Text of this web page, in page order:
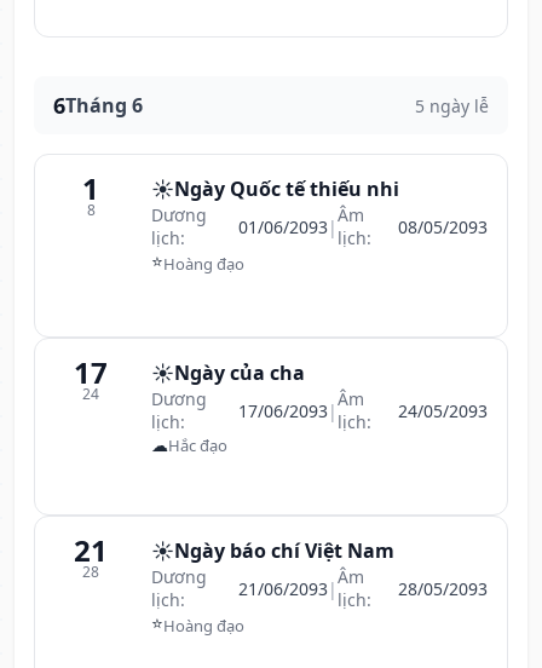
6Tháng 6 5 ngày lễ
1
8
☀️Ngày Quốc tế thiếu nhi
Dương
lịch:
01/06/2093|Âm
lịch:
08/05/2093
⭐Hoàng đạo
17
24
☀️Ngày của cha
Dương
lịch:
17/06/2093|Âm
lịch:
24/05/2093
☁Hắc đạo
21
28
☀️Ngày báo chí Việt Nam
Dương
lịch:
21/06/2093|Âm
lịch:
28/05/2093
⭐Hoàng đạo